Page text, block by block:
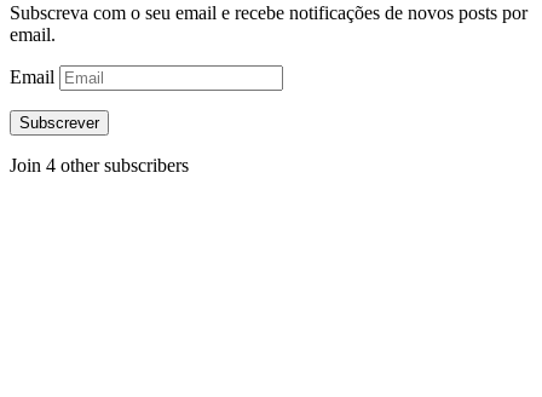
Subscreva com o seu email e recebe notificações de novos posts por
email.
Email
Subscrever
Join 4 other subscribers